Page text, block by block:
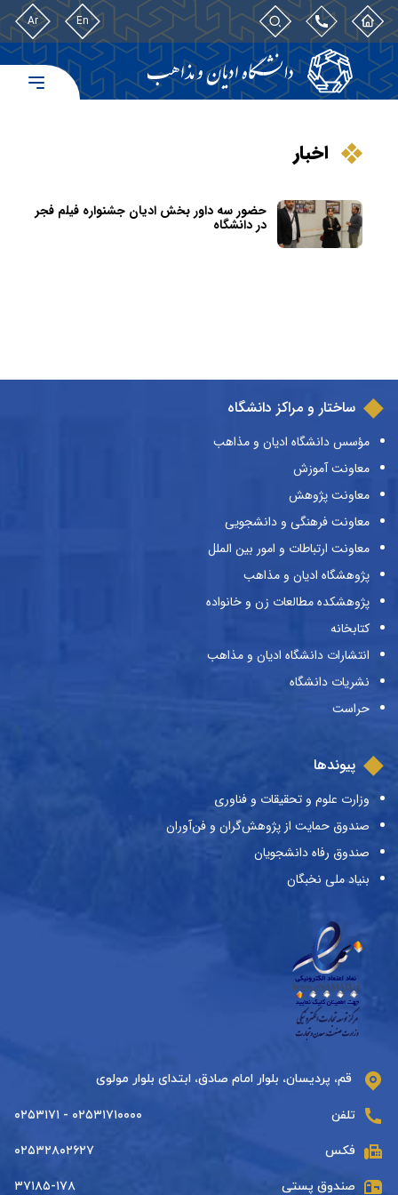
En
Ar
اخبار
حضور سه داور بخش ادیان جشنواره فیلم فجر
در دانشگاه
ساختار و مراکز دانشگاه
مؤسس دانشگاه ادیان و مذاهب
معاونت آموزش
معاونت پژوهش
معاونت فرهنگی و دانشجویی
معاونت ارتباطات و امور بین الملل
پژوهشگاه ادیان و مذاهب
پژوهشکده مطالعات زن و خانواده
کتابخانه
انتشارات دانشگاه ادیان و مذاهب
نشریات دانشگاه
حراست
پیوندها
وزارت علوم و تحقیقات و فناوری
صندوق حمایت از پژوهش‌گران و فن‌آوران
صندوق رفاه دانشجویان
بنیاد ملی نخبگان
قم، پردیسان، بلوار امام صادق، ابتدای بلوار مولوی
تلفن ۰۲۵۳۱۷۱۰۰۰۰ - ۰۲۵۳۱۷۱
فکس ۰۲۵۳۲۸۰۲۶۲۷
صندوق پستی ۳۷۱۸۵-۱۷۸